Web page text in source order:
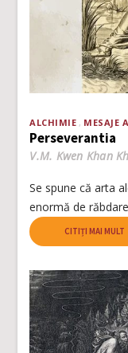
ALCHIMIE MESAJE
Perseverantia
V.M. Kwen Khan
Se spune că arta
enormă de
CITIȚI MAI MULT